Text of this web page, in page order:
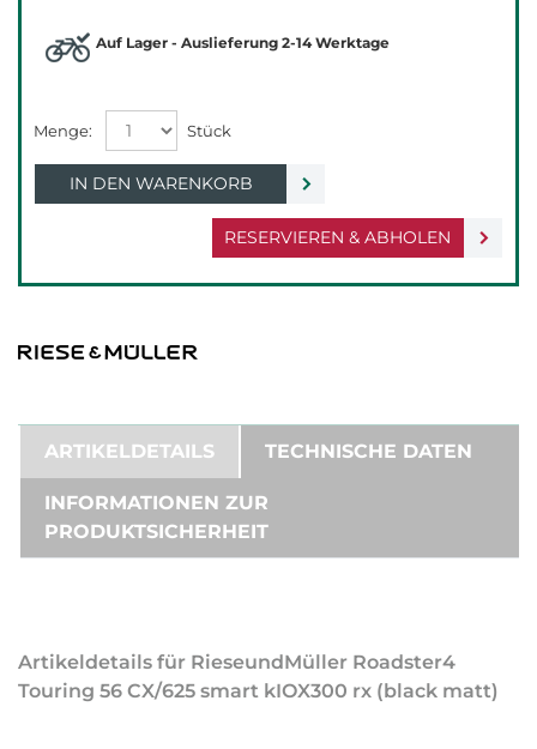
RESERVIEREN & ABHOLEN
Auf Lager - Auslieferung 2-14 Werktage
IN DEN WARENKORB
ARTIKELDETAILS TECHNISCHE DATEN
INFORMATIONEN ZUR
PRODUKTSICHERHEIT
Artikeldetails für RieseundMüller Roadster4
Touring 56 CX/625 smart kIOX300 rx (black matt)